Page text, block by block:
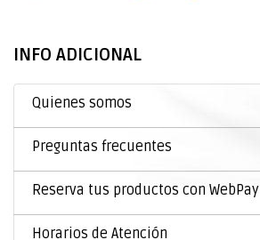
INFO ADICIONAL
Quienes somos
Preguntas frecuentes
Reserva tus productos con WebPay
Horarios de Atención